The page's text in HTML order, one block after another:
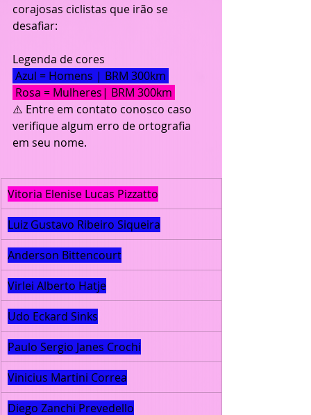
corajosas ciclistas que irão se
desafiar:
Legenda de cores
Azul = Homens | BRM 300km
Rosa = Mulheres| BRM 300km
⚠️ Entre em contato conosco caso
verifique algum erro de ortografia
em seu nome.
Vitoria Elenise Lucas Pizzatto
Luiz Gustavo Ribeiro Siqueira
Anderson Bittencourt
Virlei Alberto Hatje
Udo Eckard Sinks
Paulo Sergio Janes Crochi
Vinicius Martini Correa
Diego Zanchi Prevedello